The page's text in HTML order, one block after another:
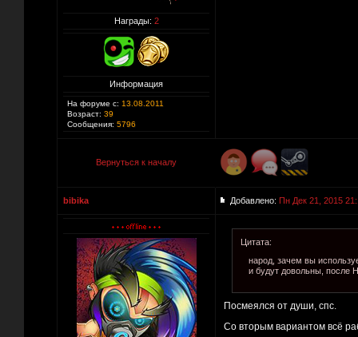
Награды: 2
Информация
На форуме с: 13.08.2011
Возраст: 39
Сообщения: 5796
Вернуться к началу
bibika Добавлено: Пн Дек 21, 2015
Цитата:
народ, зачем вы
и будут довольны, после
Посмеялся от души, спс.
Со вторым вариантом всё